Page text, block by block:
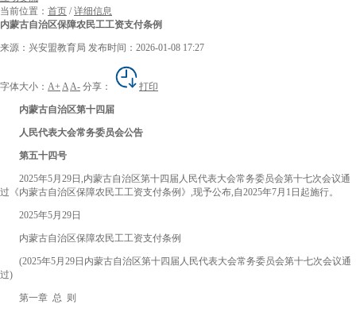
当前位置： 首页 /详细信息
内蒙古自治区保障农民工工资支付条例
来源：兴安盟教育局 发布时间：2026-01-08 17:27
字体大小： A+ AA- 分享： 打印
内蒙古自治区第十四 届
人民代表大会常务委员会公告
第五十四号
2025年5月29日,内蒙古自治区第十四届人民代表大会常务委员会第十七次会议通
过《内蒙古自治区保障农民工工资支付条例》,现予公布,自2025年7月1日起施行。
2025年5月29日
内蒙古自治区保障农民工工资支付条例
(2025年5月29日内蒙古自治区第十四届人民代表大会常务委员会第十七次会议通
过)
第一章 总 则